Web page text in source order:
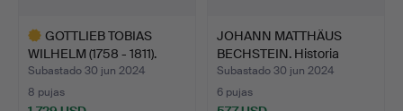
GOTTLIEB TOBIAS
WILHELM (1758 - 1811).
Con…
Subastado 30 jun 2024
8 pujas
JOHANN MATTHÄUS
BECHSTEIN. Historia
natura…
Subastado 30 jun 2024
6 pujas